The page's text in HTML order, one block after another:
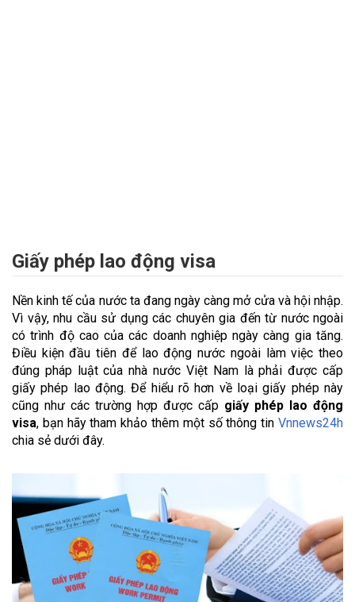
Giấy phép lao động visa
Nền kinh tế của nước ta đang ngày càng mở cửa và hội nhập.
Vì vậy, nhu cầu sử dụng các chuyên gia đến từ nước ngoài
có trình độ cao của các doanh nghiệp ngày càng gia tăng.
Điều kiện đầu tiên để lao động nước ngoài làm việc theo
đúng pháp luật của nhà nước Việt Nam là phải được cấp
giấy phép lao động. Để hiểu rõ hơn về loại giấy phép này
cũng như các trường hợp được cấp giấy phép lao động
visa, bạn hãy tham khảo thêm một số thông tin Vnnews24h
chia sẻ dưới đây.